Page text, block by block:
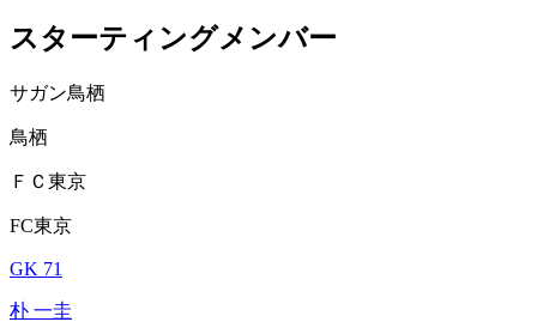
スターティングメンバー
サガン鳥栖
鳥栖
ＦＣ東京
FC東京
GK 71
朴 一圭